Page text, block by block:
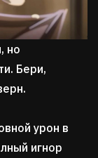
но
Бери,
урон в
игнор